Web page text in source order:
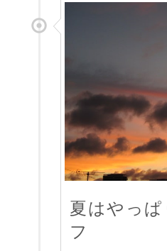
夏はやっぱ
フ